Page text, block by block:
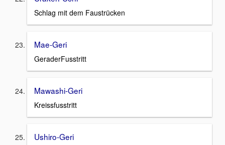
Schlag mit dem Faustrücken
Mae-Geri
GeraderFusstritt
Mawashi-Geri
Kreissfusstritt
Ushiro-Geri